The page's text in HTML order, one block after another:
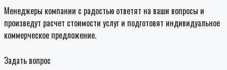
Менеджеры компании с радостью ответят на ваши вопросы и
произведут расчет стоимости услуг и подготовят индивидуальное
коммерческое предложение.
Задать вопрос